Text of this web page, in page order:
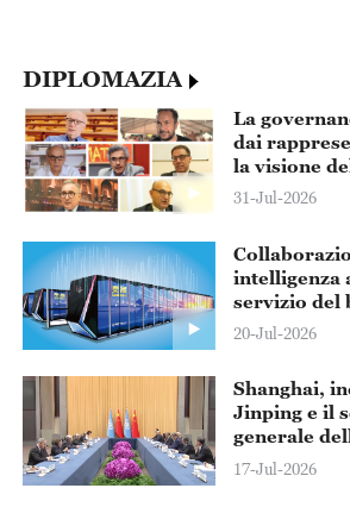
DIPLOMAZIA
La
dai
la visione
comune
31-Jul-2026
intelligenza
servizio del
20-Jul-2026
Shanghai,
Jinping e il
generale
17-Jul-2026